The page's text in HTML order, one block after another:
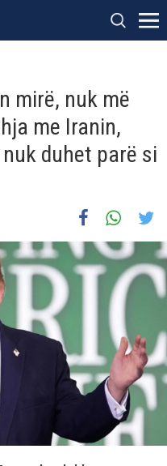
mirë, nuk më
me Iranin,
duhet parë si